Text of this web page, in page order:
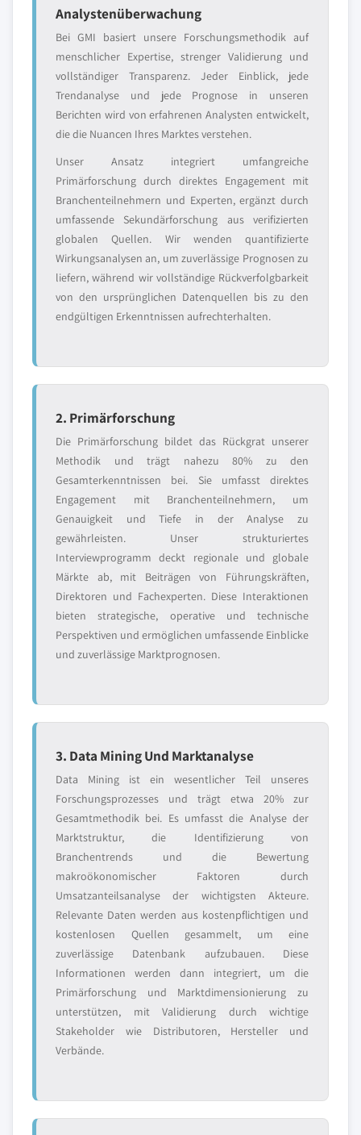
Analystenüberwachung
Bei GMI basiert unsere Forschungsmethodik auf
menschlicher Expertise, strenger Validierung und
vollständiger Transparenz. Jeder Einblick, jede
Trendanalyse und jede Prognose in unseren
Berichten wird von erfahrenen Analysten entwickelt,
die die Nuancen Ihres Marktes verstehen.
Unser Ansatz integriert umfangreiche
Primärforschung durch direktes Engagement mit
Branchenteilnehmern und Experten, ergänzt durch
umfassende Sekundärforschung aus verifizierten
globalen Quellen. Wir wenden quantifizierte
Wirkungsanalysen an, um zuverlässige Prognosen zu
liefern, während wir vollständige Rückverfolgbarkeit
von den ursprünglichen Datenquellen bis zu den
endgültigen Erkenntnissen aufrechterhalten.
2. Primärforschung
Die Primärforschung bildet das Rückgrat unserer
Methodik und trägt nahezu 80% zu den
Gesamterkenntnissen bei. Sie umfasst direktes
Engagement mit Branchenteilnehmern, um
Genauigkeit und Tiefe in der Analyse zu
gewährleisten. Unser strukturiertes
Interviewprogramm deckt regionale und globale
Märkte ab, mit Beiträgen von Führungskräften,
Direktoren und Fachexperten. Diese Interaktionen
bieten strategische, operative und technische
Perspektiven und ermöglichen umfassende Einblicke
und zuverlässige Marktprognosen.
3. Data Mining Und Marktanalyse
Data Mining ist ein wesentlicher Teil unseres
Forschungsprozesses und trägt etwa 20% zur
Gesamtmethodik bei. Es umfasst die Analyse der
Marktstruktur, die Identifizierung von
Branchentrends und die Bewertung
makroökonomischer Faktoren durch
Umsatzanteilsanalyse der wichtigsten Akteure.
Relevante Daten werden aus kostenpflichtigen und
kostenlosen Quellen gesammelt, um eine
zuverlässige Datenbank aufzubauen. Diese
Informationen werden dann integriert, um die
Primärforschung und Marktdimensionierung zu
unterstützen, mit Validierung durch wichtige
Stakeholder wie Distributoren, Hersteller und
Verbände.